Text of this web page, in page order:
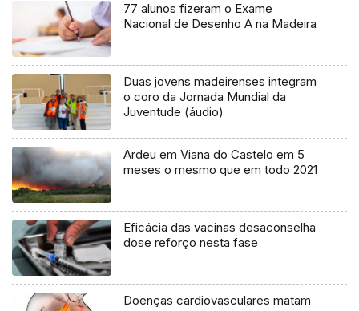
77 alunos fizeram o Exame
Nacional de Desenho A na Madeira
Duas jovens madeirenses integram
o coro da Jornada Mundial da
Juventude (áudio)
Ardeu em Viana do Castelo em 5
meses o mesmo que em todo 2021
Eficácia das vacinas desaconselha
dose reforço nesta fase
Doenças cardiovasculares matam